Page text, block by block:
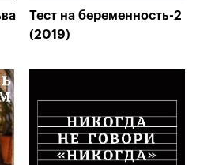
Тест на беременность-2
(2019)